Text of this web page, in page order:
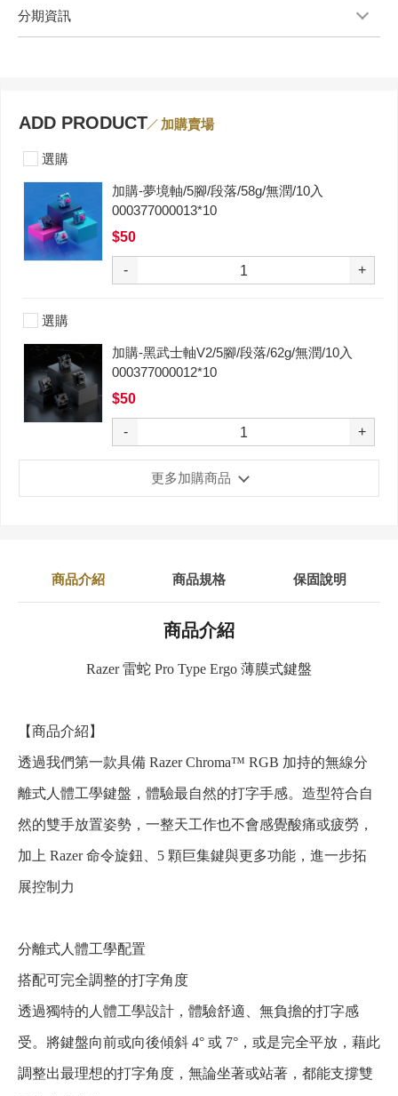
分期資訊
ADD PRODUCT 加購賣場
選購
加購-夢境軸/5腳/段落/58g/無潤/10入
000377000013*10
$50
- +
選購
加購-黑武士軸V2/5腳/段落/62g/無潤/10入
000377000012*10
$50
- +
更多加購商品
商品介紹 商品規格 保固說明
商品介紹
Razer 雷蛇 Pro Type Ergo 薄膜式鍵盤
【商品介紹】
透過我們第一款具備 Razer Chroma™ RGB 加持的無線分
離式人體工學鍵盤，體驗最自然的打字手感。造型符合自
然的雙手放置姿勢，一整天工作也不會感覺酸痛或疲勞，
加上 Razer 命令旋鈕、5 顆巨集鍵與更多功能，進一步拓
展控制力
分離式人體工學配置
搭配可完全調整的打字角度
透過獨特的人體工學設計，體驗舒適、無負擔的打字感
受。將鍵盤向前或向後傾斜 4° 或 7°，或是完全平放，藉此
調整出最理想的打字角度，無論坐著或站著，都能支撐雙